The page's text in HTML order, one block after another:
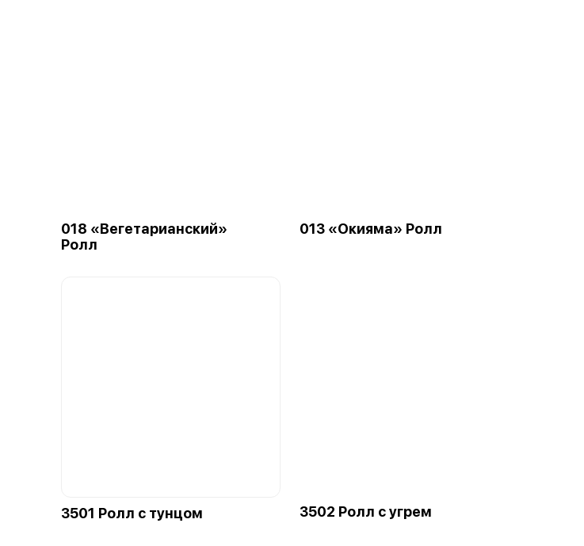
018 «Вегетарианский»
Ролл
013 «Окияма» Ролл
3501 Ролл с тунцом 3502 Ролл с угрем